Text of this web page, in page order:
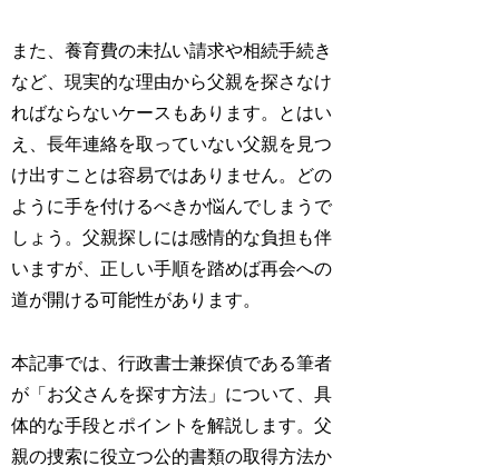
また、養育費の未払い請求や相続手続き
など、現実的な理由から父親を探さなけ
ればならないケースもあります。とはい
え、長年連絡を取っていない父親を見つ
け出すことは容易ではありません。どの
ように手を付けるべきか悩んでしまうで
しょう。父親探しには感情的な負担も伴
いますが、正しい手順を踏めば再会への
道が開ける可能性があります。
本記事では、行政書士兼探偵である筆者
が「お父さんを探す方法」について、具
体的な手段とポイントを解説します。父
親の捜索に役立つ公的書類の取得方法か